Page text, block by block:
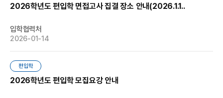
2026학년도 편입학 면접고사 집결 장소 안내(2026.1.1..
입학협력처
2026-01-14
편입학
2026학년도 편입학 모집요강 안내